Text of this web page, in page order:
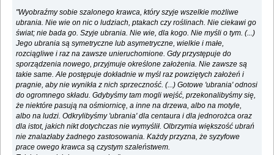
"Wyobraźmy sobie szalonego krawca, który szyje wszelkie możliwe
ubrania. Nie wie on nic o ludziach, ptakach czy roślinach. Nie ciekawi go
świat; nie bada go. Szyje ubrania. Nie wie, dla kogo. Nie myśli o tym. (...)
Jego ubrania są symetryczne lub asymetryczne, wielkie i małe,
rozciągliwe i raz na zawsze unieruchomione. Gdy przystępuje do
sporządzenia nowego, przyjmuje określone założenia. Nie zawsze są
takie same. Ale postępuje dokładnie w myśl raz powziętych założeń i
pragnie, aby nie wynikła z nich sprzeczność. (...) Gotowe 'ubrania' odnosi
do ogromnego składu. Gdybyśmy tam mogli wejść, przekonalibyśmy się,
że niektóre pasują na ośmiornicę, a inne na drzewa, albo na motyle,
albo na ludzi. Odkrylibyśmy 'ubrania' dla centaura i dla jednorożca oraz
dla istot, jakich nikt dotychczas nie wymyślił. Olbrzymia większość ubrań
nie znalazłaby żadnego zastosowania. Każdy przyzna, że syzyfowe
prace owego krawca są czystym szaleństwem.